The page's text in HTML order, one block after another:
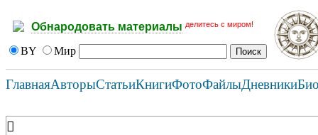
Обнародовать материалы делитесь с миром!
BY Мир
ГлавнаяАвторыСтатьиКнигиФотоФайлыДневники